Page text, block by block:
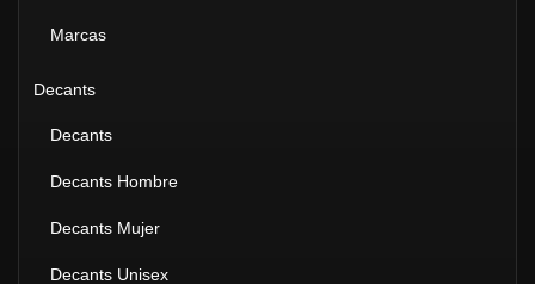
Marcas
Decants
Decants
Decants Hombre
Decants Mujer
Decants Unisex